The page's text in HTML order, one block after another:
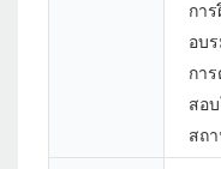
การ
อบ
กา
สอ
สถ